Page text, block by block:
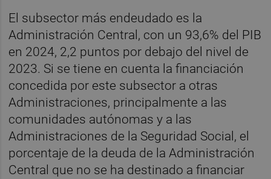
El subsector más endeudado es la
Administración Central, con un 93,6% del PIB
en 2024, 2,2 puntos por debajo del nivel de
2023. Si se tiene en cuenta la financiación
concedida por este subsector a otras
Administraciones, principalmente a las
comunidades autónomas y a las
Administraciones de la Seguridad Social, el
porcentaje de la deuda de la Administración
Central que no se ha destinado a financiar